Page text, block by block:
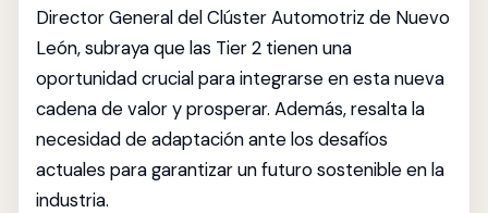
Director General del Clúster Automotriz de Nuevo
León, subraya que las Tier 2 tienen una
oportunidad crucial para integrarse en esta nueva
cadena de valor y prosperar. Además, resalta la
necesidad de adaptación ante los desafíos
actuales para garantizar un futuro sostenible en la
industria.